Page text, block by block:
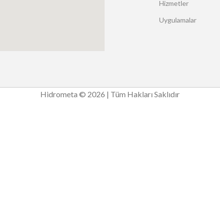
Hizmetler
Uygulamalar
Hidrometa © 2026 | Tüm Hakları Saklıdır